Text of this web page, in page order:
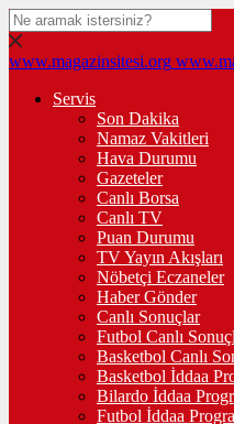
www.magazinsitesi.org
Servis
Son Dakika
Namaz Vakitleri
Hava Durumu
Gazeteler
Canlı Borsa
Canlı TV
Puan Durumu
TV Yayın Akışları
Nöbetçi Eczaneler
Haber Gönder
Canlı Sonuçlar
Futbol Canlı
Basketbol Canlı
Basketbol İddaa
Bilardo İddaa
Futbol İddaa